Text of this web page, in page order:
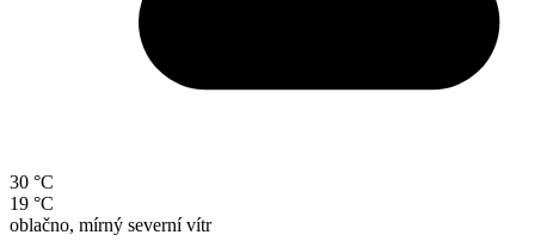
30 °C
19 °C
oblačno, mírný severní vítr